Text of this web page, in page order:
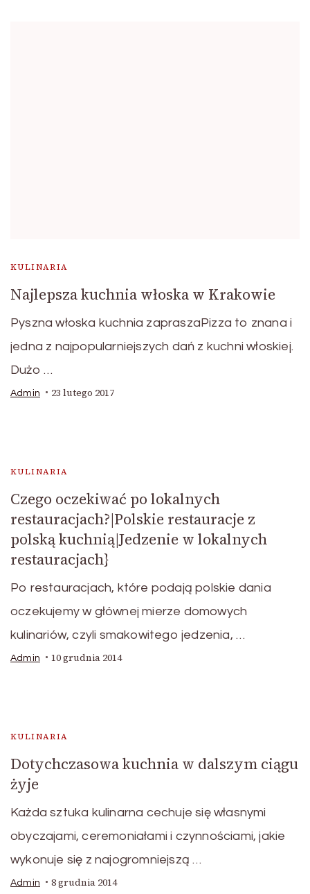
KULINARIA
Najlepsza kuchnia włoska w Krakowie
Pyszna włoska kuchnia zapraszaPizza to znana i
jedna z najpopularniejszych dań z kuchni włoskiej.
Dużo …
Admin 23 lutego 2017
KULINARIA
Czego oczekiwać po lokalnych
restauracjach?|Polskie restauracje z
polską kuchnią|Jedzenie w lokalnych
restauracjach}
Po restauracjach, które podają polskie dania
oczekujemy w głównej mierze domowych
kulinariów, czyli smakowitego jedzenia, …
Admin 10 grudnia 2014
KULINARIA
Dotychczasowa kuchnia w dalszym ciągu
żyje
Każda sztuka kulinarna cechuje się własnymi
obyczajami, ceremoniałami i czynnościami, jakie
wykonuje się z najogromniejszą …
Admin 8 grudnia 2014